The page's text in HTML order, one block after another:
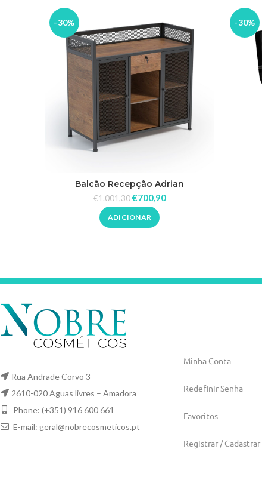
-30%
Balcão Recepção Adrian
€1.001,30 €700,90
ADICIONAR
-30%
Rua Andrade Corvo 3
2610-020 Aguas livres – Amadora
Phone: (+351) 916 600 661
E-mail: geral@nobrecosmeticos.pt
Minha Conta
Redefinir Senha
Favoritos
Registrar / Cadastrar